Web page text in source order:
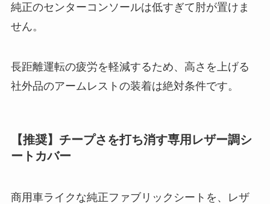
純正のセンターコンソールは低すぎて肘が置けま
せん。
長距離運転の疲労を軽減するため、高さを上げる
社外品のアームレストの装着は絶対条件です。
【推奨】チープさを打ち消す専用レザー調シ
ートカバー
商用車ライクな純正ファブリックシートを、レザ